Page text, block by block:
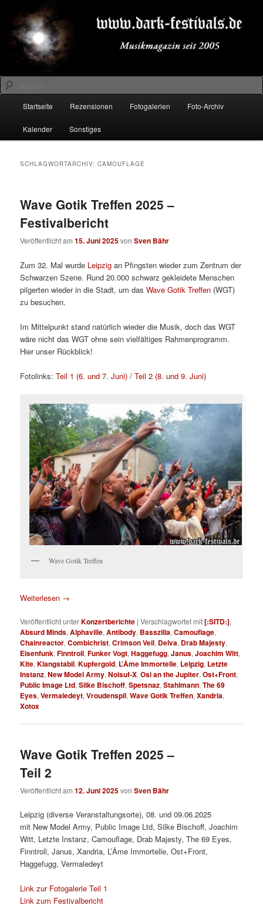
primären
Inhalt
springen
sekundären
Inhalt
springenDARK-FESTIVALS.DE
Suchen
Startseite Rezensionen Fotogalerien Foto-Archiv
Kalender Sonstiges
SCHLAGWORTARCHIV:CAMOUFLAGE
Wave Gotik Treffen 2025 –
Festivalbericht
Veröffentlicht am15. Juni 2025vonSven Bähr
Zum 32. Mal wurde Leipzig an Pfingsten wieder zum Zentrum der
Schwarzen Szene. Rund 20.000 schwarz gekleidete Menschen
pilgerten wieder in die Stadt, um dasWave Gotik Treffen (WGT)
zu besuchen.
Im Mittelpunkt stand natürlich wieder die Musik, doch das WGT
wäre nicht das WGT ohne sein vielfältiges Rahmenprogramm.
Hier unser Rückblick!
Fotolinks:Teil 1 (6. und 7. Juni) /Teil 2 (8. und 9. Juni)
Wave Gotik Treffen
Weiterlesen →
Veröffentlicht unterKonzertberichte |Verschlagwortet mit[:SITD:],
Absurd Minds,Alphaville,Antibody, Basszilla,Camouflage,
Chainreactor,Combichrist,Crimson Veil, Delva, Drab Majesty,
Eisenfunk,Finntroll,Funker Vogt,Haggefugg,Janus,Joachim Witt,
Kite,Klangstabil,Kupfergold, L’Âme Immortelle, Leipzig, Letzte
Instanz,New Model Army,Noisuf-X,Osi an the Jupiter,Ost+Front,
Public Image Ltd,Silke Bischoff,Spetsnaz,Stahlmann,The 69
Eyes,Vermaledeyt,Vroudenspil,Wave Gotik Treffen,Xandria,
Xotox
Wave Gotik Treffen 2025 –
Teil 2
Veröffentlicht am12. Juni 2025vonSven Bähr
Leipzig (diverse Veranstaltungsorte), 08. und 09.06.2025
mit New Model Army, Public Image Ltd, Silke Bischoff, Joachim
Witt, Letzte Instanz, Camouflage, Drab Majesty, The 69 Eyes,
Finntroll, Janus, Xandria, L’Âme Immortelle, Ost+Front,
Haggefugg, Vermaledeyt
Link zur Fotogalerie Teil 1
Link zum Festivalbericht